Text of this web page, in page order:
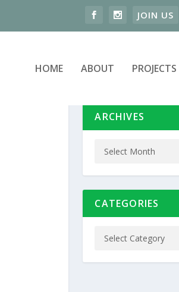
HOME ABOUT PROJECTS
ARCHIVES
CATEGORIES